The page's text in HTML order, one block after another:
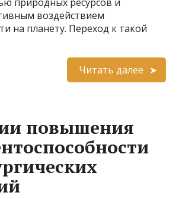
воздействием
на планету. Переход к такой
Читать далее
повышения